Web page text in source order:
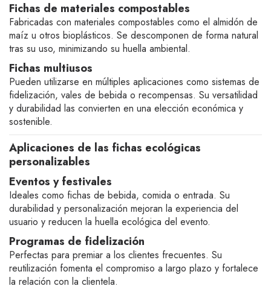
Fichas de materiales compostables
Fabricadas con materiales compostables como el almidón de
maíz u otros bioplásticos. Se descomponen de forma natural
tras su uso, minimizando su huella ambiental.
Fichas multiusos
Pueden utilizarse en múltiples aplicaciones como sistemas de
fidelización, vales de bebida o recompensas. Su versatilidad
y durabilidad las convierten en una elección económica y
sostenible.
Aplicaciones de las fichas ecológicas
personalizables
Eventos y festivales
Ideales como fichas de bebida, comida o entrada. Su
durabilidad y personalización mejoran la experiencia del
usuario y reducen la huella ecológica del evento.
Programas de fidelización
Perfectas para premiar a los clientes frecuentes. Su
reutilización fomenta el compromiso a largo plazo y fortalece
la relación con la clientela.